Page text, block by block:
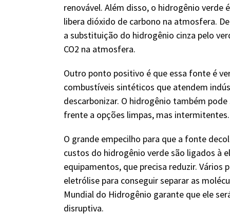
renovável. Além disso, o hidrogênio verde
libera dióxido de carbono na atmosfera.
a substituição do hidrogênio cinza pelo
CO2 na atmosfera.
Outro ponto positivo é que essa fonte é
combustíveis sintéticos que atendem
descarbonizar. O hidrogênio também
frente a opções limpas, mas intermitentes.
O grande empecilho para que a fonte
custos do hidrogênio verde são ligados à
equipamentos, que precisa reduzir. Vários
eletrólise para conseguir separar as
Mundial do Hidrogênio garante que ele
disruptiva.